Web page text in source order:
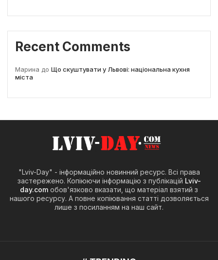
Recent Comments
Марина до Що скуштувати у Львові: національна кухня
міста
"Lviv-Day" - інформаційно новинний ресурс. Всі права
застережено. Копіюючи інформацію з публікацій Lviv-
day.com обов'язково вказати, що матеріал взятий з
нашого ресурсу. А повне копіювання статті дозволяється
лише з посиланням на наш сайт.